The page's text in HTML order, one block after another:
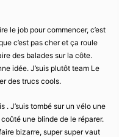
le job pour commencer, c’est
c’est pas cher et ça roule
des balades sur la côte.
idée. J’suis plutôt team Le
des trucs cools.
. J’suis tombé sur un vélo une
une blinde de le réparer.
bizarre, super super vaut